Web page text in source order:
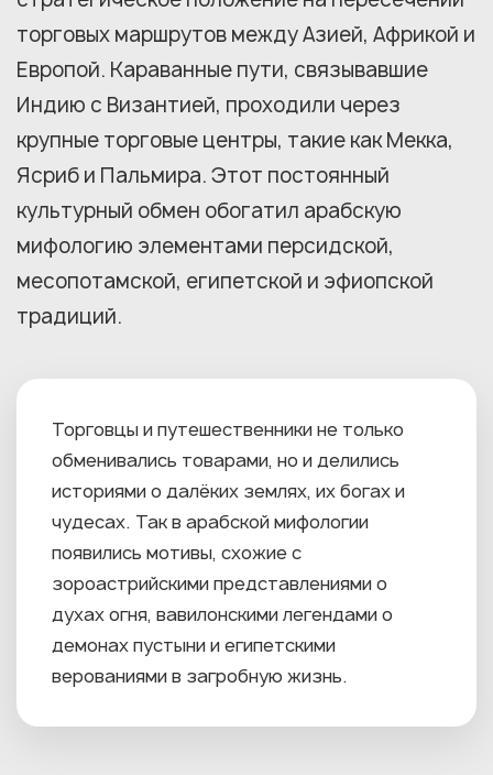
торговых маршрутов между Азией, Африкой и
Европой. Караванные пути, связывавшие
Индию с Византией, проходили через
крупные торговые центры, такие как Мекка,
Ясриб и Пальмира. Этот постоянный
культурный обмен обогатил арабскую
мифологию элементами персидской,
месопотамской, египетской и эфиопской
традиций.
Торговцы и путешественники не только
обменивались товарами, но и делились
историями о далёких землях, их богах и
чудесах. Так в арабской мифологии
появились мотивы, схожие с
зороастрийскими представлениями о
духах огня, вавилонскими легендами о
демонах пустыни и египетскими
верованиями в загробную жизнь.